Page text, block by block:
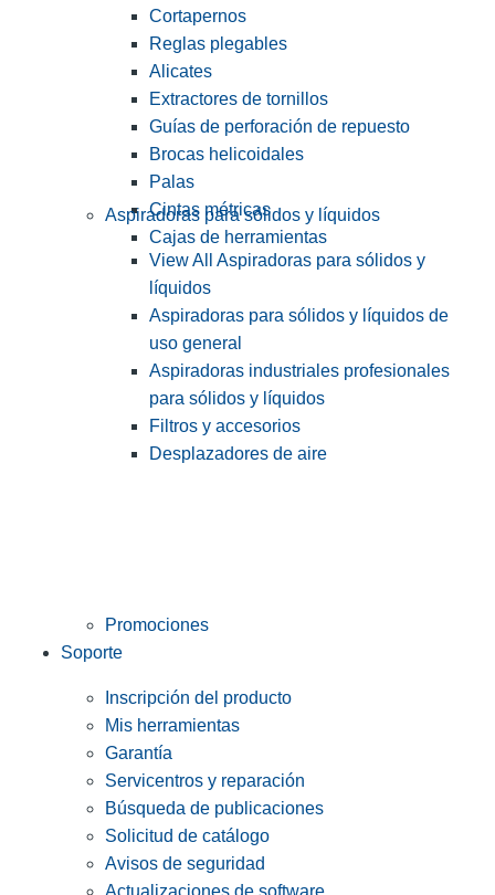
Cortapernos
Reglas plegables
Alicates
Extractores de tornillos
Guías de perforación de repuesto
Brocas helicoidales
Palas
Cintas métricas
Cajas de herramientas
Aspiradoras para sólidos y líquidos
View All Aspiradoras para sólidos y
líquidos
Aspiradoras para sólidos y líquidos de
uso general
Aspiradoras industriales profesionales
para sólidos y líquidos
Filtros y accesorios
Desplazadores de aire
Promociones
Soporte
Inscripción del producto
Mis herramientas
Garantía
Servicentros y reparación
Búsqueda de publicaciones
Solicitud de catálogo
Avisos de seguridad